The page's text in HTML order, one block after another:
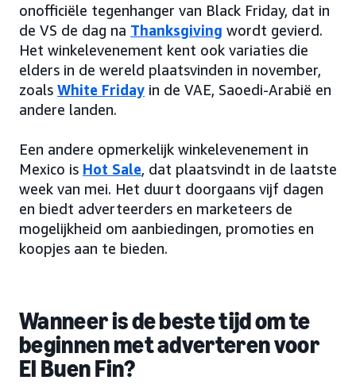
onofficiële tegenhanger van Black Friday, dat in
de VS de dag na Thanksgiving wordt gevierd.
Het winkelevenement kent ook variaties die
elders in de wereld plaatsvinden in november,
zoals White Friday in de VAE, Saoedi-Arabië en
andere landen.
Een andere opmerkelijk winkelevenement in
Mexico is Hot Sale, dat plaatsvindt in de laatste
week van mei. Het duurt doorgaans vijf dagen
en biedt adverteerders en marketeers de
mogelijkheid om aanbiedingen, promoties en
koopjes aan te bieden.
Wanneer is de beste tijd om te
beginnen met adverteren voor
El Buen Fin?